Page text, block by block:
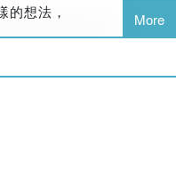
的想法，
適的天然素材。
More